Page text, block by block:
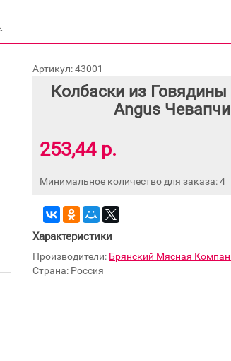
Артикул: 43001
Колбаски из
Angus
253,44 р.
Минимальное количество для заказа: 4
Характеристики
Производители: Брянский Мясная
Страна: Россия